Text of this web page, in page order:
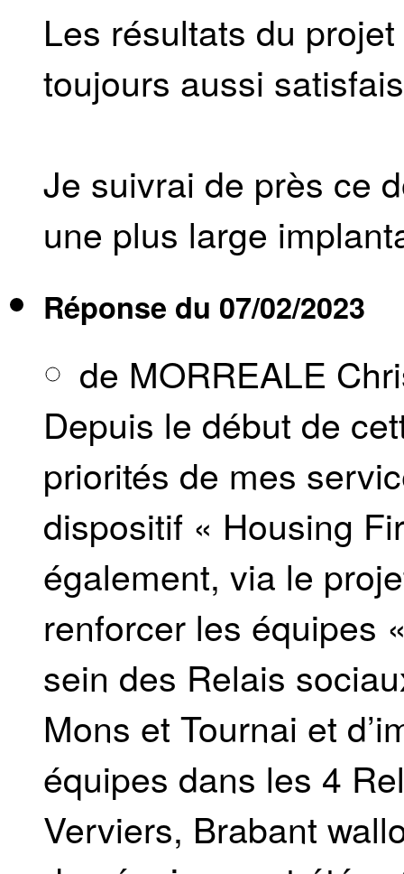
Les résultats du
toujours aussi
Je suivrai de près ce
une plus large
Réponse du 07/02/2023
de MORREALE
Depuis le début de
priorités de mes
dispositif « Housing
également, via le
renforcer les équipes
sein des Relais
Mons et Tournai et
équipes dans les 4
Verviers, Brabant